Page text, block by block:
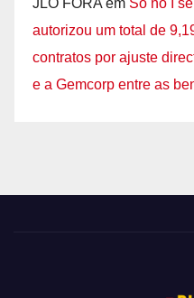
JLO FORA em Só no I
autorizou um total de
contratos por ajuste
e a Gemcorp entre as